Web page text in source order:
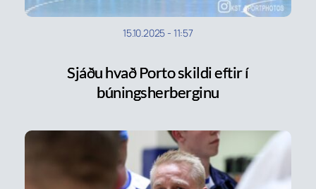
15.10.2025 - 11:57
Sjáðu hvað Porto skildi eftir í
búningsherberginu